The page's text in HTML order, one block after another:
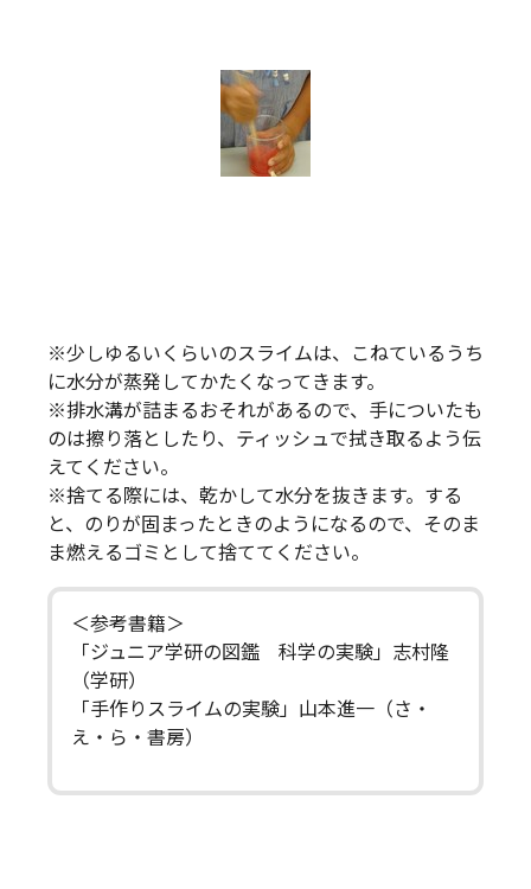
※少しゆるいくらいのスライムは、こねているうち
に水分が蒸発してかたくなってきます。
※排水溝が詰まるおそれがあるので、手についたも
のは擦り落としたり、ティッシュで拭き取るよう伝
えてください。
※捨てる際には、乾かして水分を抜きます。する
と、のりが固まったときのようになるので、そのま
ま燃えるゴミとして捨ててください。
＜参考書籍＞
「ジュニア学研の図鑑 科学の実験」志村隆
（学研）
「手作りスライムの実験」山本進一（さ・
え・ら・書房）